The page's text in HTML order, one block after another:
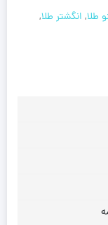
طلا, انگشتر طلا,